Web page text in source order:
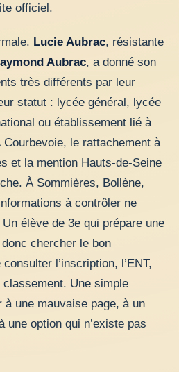
officiel.
Lucie Aubrac, résistante
Aubrac, a donné son
très différents par leur
statut : lycée général, lycée
ou établissement lié à
le rattachement à
et la mention Hauts-de-Seine
À Sommières, Bollène,
à contrôler ne
élève de 3e qui prépare une
chercher le bon
l’inscription, l’ENT,
Une simple
à une mauvaise page, à un
une option qui n’existe pas